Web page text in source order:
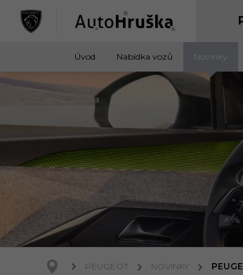
Úvod Nabídka vozů Novinky
PEUGEOT NOVINKY